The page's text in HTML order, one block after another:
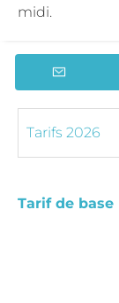
midi.
Tarif de base